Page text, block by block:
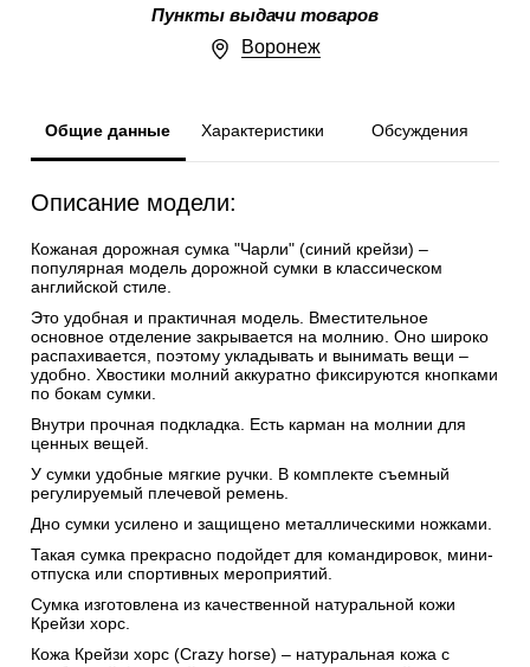
Пункты выдачи товаров
Воронеж
Общие данные Характеристики Обсуждения
Описание модели:
Кожаная дорожная сумка "Чарли" (синий крейзи) –
популярная модель дорожной сумки в классическом
английской стиле.
Это удобная и практичная модель. Вместительное
основное отделение закрывается на молнию. Оно широко
распахивается, поэтому укладывать и вынимать вещи –
удобно. Хвостики молний аккуратно фиксируются кнопками
по бокам сумки.
Внутри прочная подкладка. Есть карман на молнии для
ценных вещей.
У сумки удобные мягкие ручки. В комплекте съемный
регулируемый плечевой ремень.
Дно сумки усилено и защищено металлическими ножками.
Такая сумка прекрасно подойдет для командировок, мини-
отпуска или спортивных мероприятий.
Сумка изготовлена из качественной натуральной кожи
Крейзи хорс.
Кожа Крейзи хорс (Crazy horse) – натуральная кожа с